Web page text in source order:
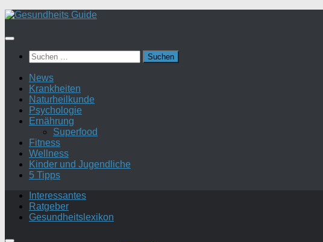
Suchen
nach:
News
Krankheiten
Naturheilkunde
Psychologie
Ernährung
Superfood
Fitness
Wellness
Kinder und Jugendliche
5 Tipps
Interessantes
Ratgeber
Gesundheitslexikon